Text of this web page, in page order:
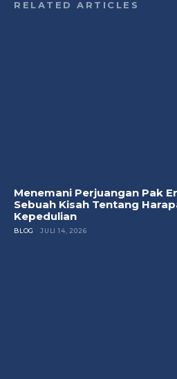
RELATED ARTICLES
Menemani Perjuangan Pak
Sebuah Kisah Tentang
Kepedulian
BLOG JULI 14, 2026